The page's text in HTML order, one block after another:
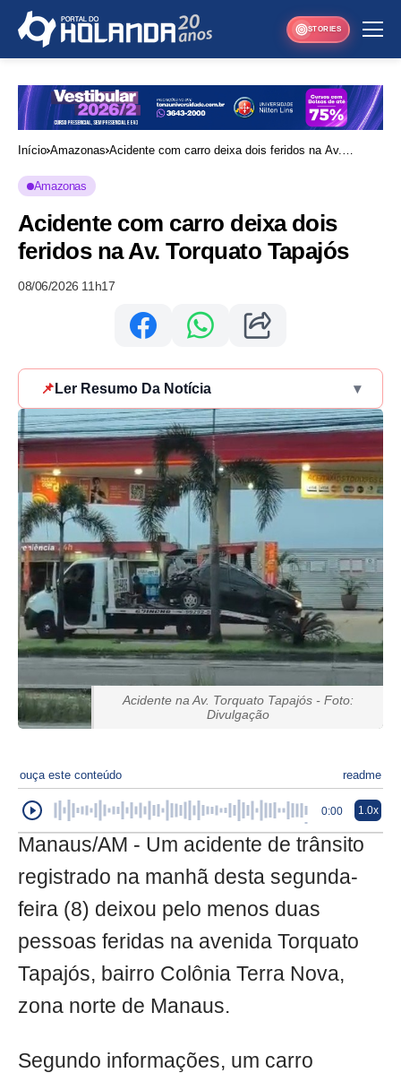
STORIES
Início Amazonas Acidente com carro deixa dois feridos na Av.
Amazonas
Acidente com carro deixa dois
feridos na Av. Torquato Tapajós
08/06/2026 11h17
📌 Ler Resumo Da Notícia ▾
Acidente na Av. Torquato Tapajós - Foto:
Divulgação
ouça este conteúdo readme
0:00 1.0x
Manaus/AM - Um acidente de trânsito
registrado na manhã desta segunda-
feira (8) deixou pelo menos duas
pessoas feridas na avenida Torquato
Tapajós, bairro Colônia Terra Nova,
zona norte de Manaus.
Segundo informações, um carro